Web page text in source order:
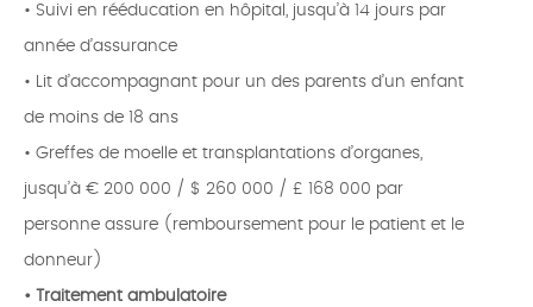
• Suivi en rééducation en hôpital, jusqu’à 14 jours par
année d’assurance
• Lit d’accompagnant pour un des parents d’un enfant
de moins de 18 ans
• Greffes de moelle et transplantations d’organes,
jusqu’à € 200 000 / $ 260 000 / £ 168 000 par
personne assure (remboursement pour le patient et le
donneur)
• Traitement ambulatoire